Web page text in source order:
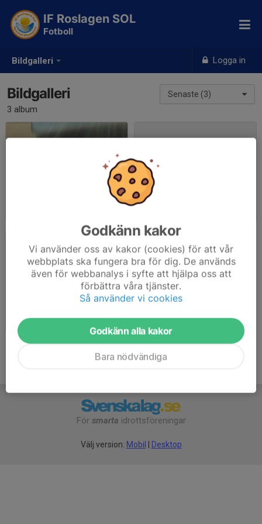
Bildgalleri Logga in
IF Roslagen SOL
Fotboll
Senaste (3)
Bildgalleri
3 album
Divisionering
2022-12-15 | 1 st
För smarta idrottsföreningar
Välj version: Mobil Desktop
Godkänn kakor
Vi använder oss av kakor (cookies) för att vår
webbplats ska fungera bra för dig. De används
även för webbanalys i syfte att hjälpa oss att
förbättra våra tjänster.
Så använder vi cookies
Godkänn alla kakor
Bara nödvändiga